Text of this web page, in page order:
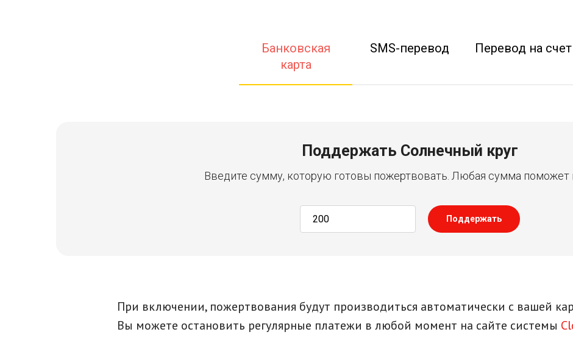
Банковская
карта
SMS-перевод Перевод на счет
Поддержать Солнечный круг
Введите сумму, которую готовы пожертвовать. Любая сумма поможет
Поддержать
При включении, пожертвования будут производиться автоматически с вашей
Вы можете остановить регулярные платежи в любой момент на сайте системы